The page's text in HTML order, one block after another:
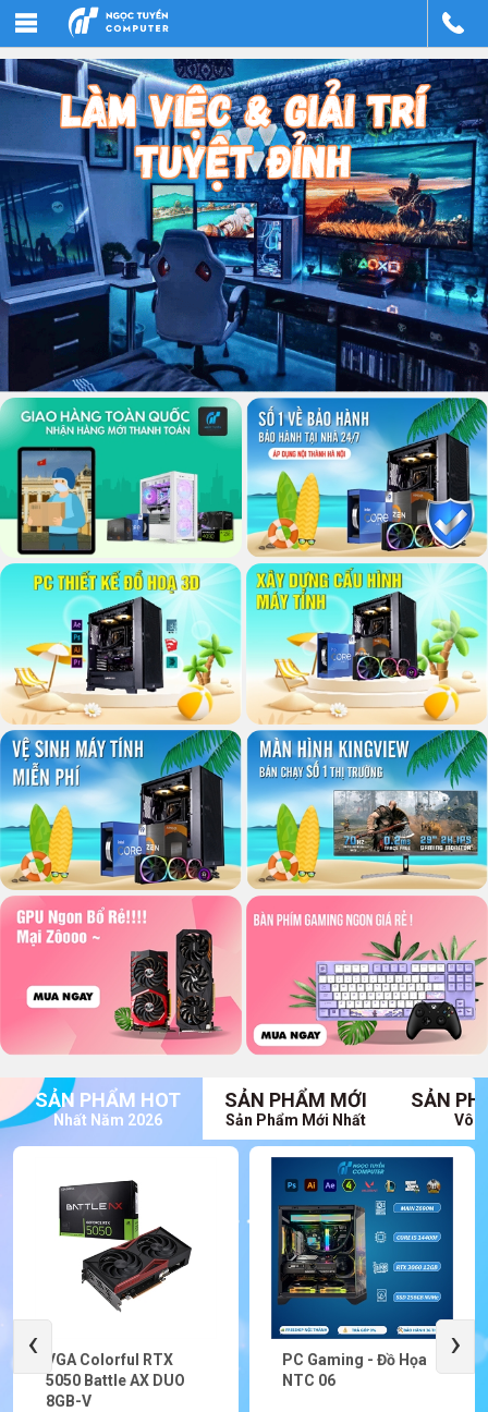
SẢN PHẨM HOT
Nhất Năm 2026
SẢN PHẨM MỚI
Sản Phẩm Mới Nhất
SẢN
Vô
VGA Colorful RTX
5050 Battle AX DUO
8GB-V
PC Gaming - Đồ Họa
NTC 06
‹ ›